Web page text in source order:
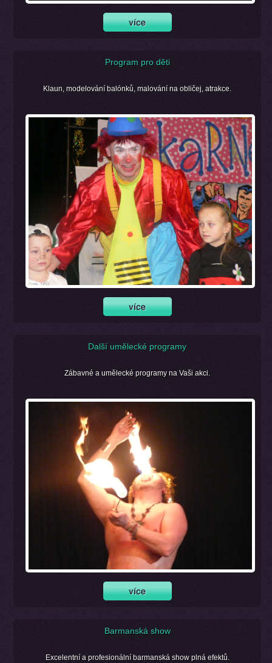
Program pro děti
Klaun, modelování balónků, malování na obličej, atrakce.
Další umělecké programy
Zábavné a umělecké programy na Vaši akci.
Barmanská show
Excelentní a profesionální barmanská show plná efektů.